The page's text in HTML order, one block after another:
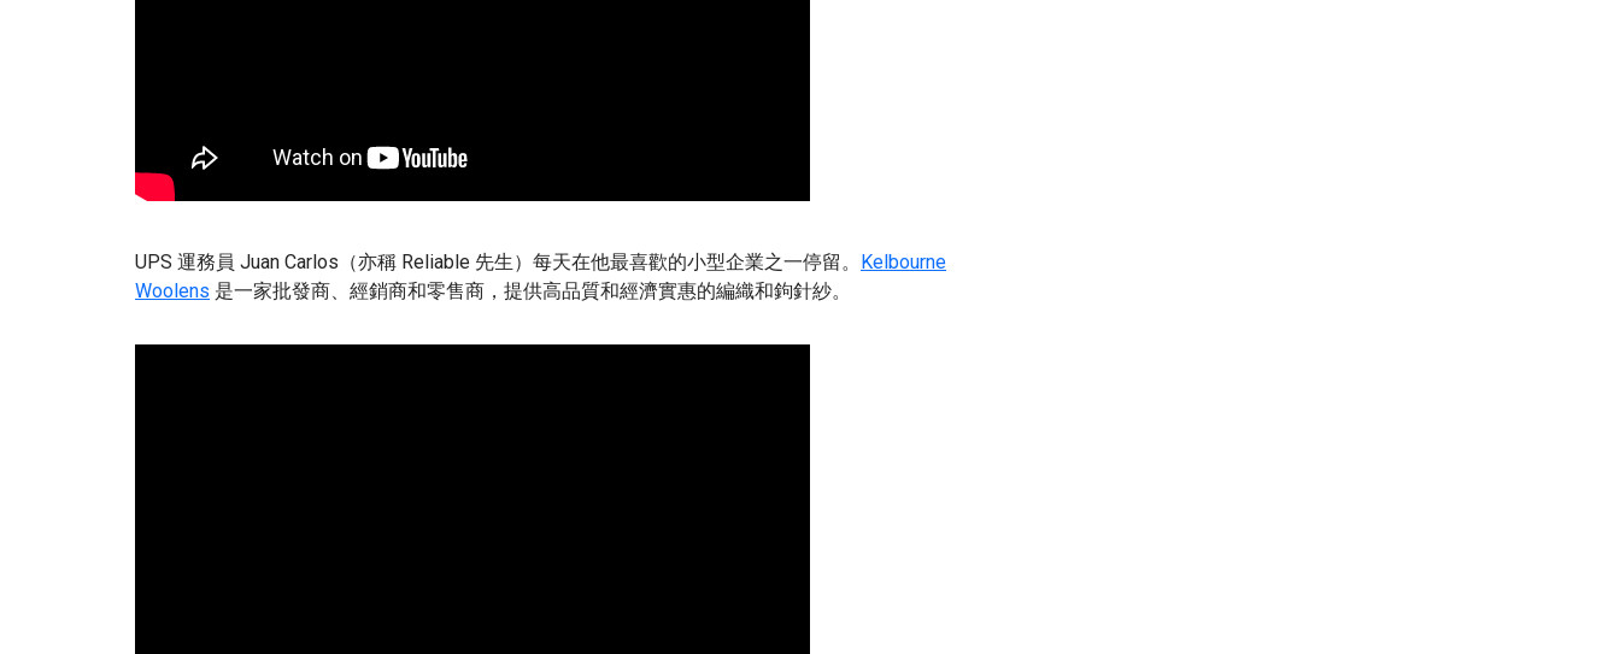
UPS 運務員 Juan Carlos（亦稱 Reliable 先生）每天在他最喜歡的小型企業之一停留。 Kelbourne
Woolens 是一家批發商、經銷商和零售商，提供高品質和經濟實惠的編織和鉤針紗。